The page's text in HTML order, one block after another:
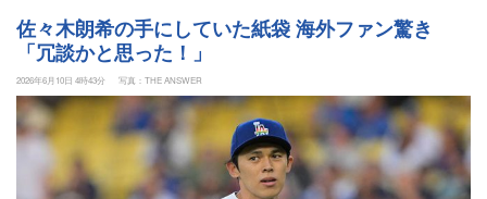
佐々木朗希の手にしていた紙袋 海外ファン驚き
「冗談かと思った！」
2026年6月10日 4時43分 写真：THE ANSWER